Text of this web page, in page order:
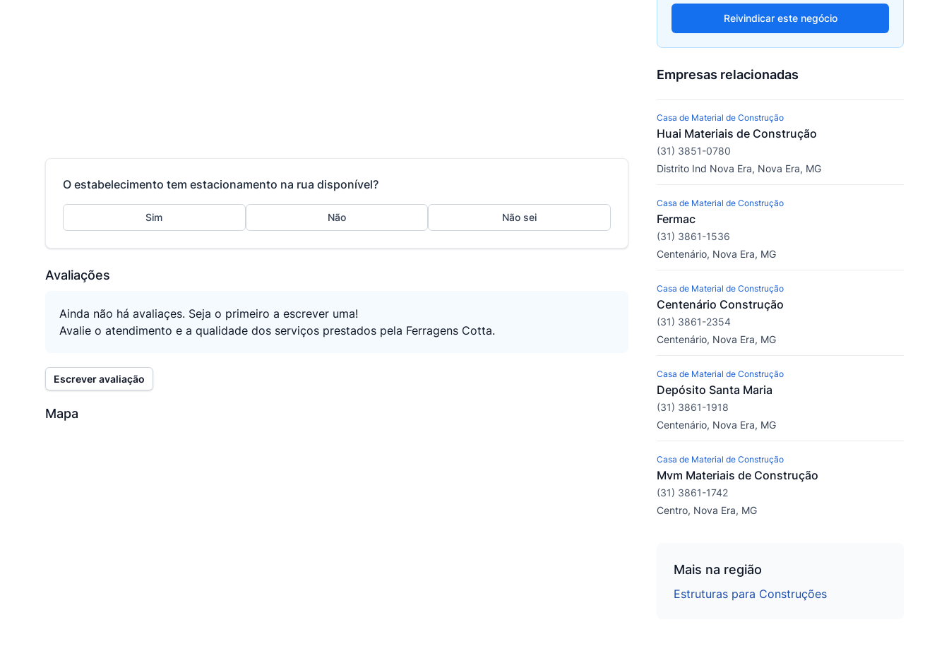
O estabelecimento tem estacionamento na rua disponível?
Sim Não Não sei
Avaliações
Ainda não há avaliaçes. Seja o primeiro a escrever uma!
Avalie o atendimento e a qualidade dos serviços prestados pela Ferragens Cotta.
Escrever avaliação
Mapa
Reivindicar este negócio
Empresas relacionadas
Casa de Material de Construção
Huai Materiais de Construção
(31) 3851-0780
Distrito Ind Nova Era, Nova Era, MG
Casa de Material de Construção
Fermac
(31) 3861-1536
Centenário, Nova Era, MG
Casa de Material de Construção
Centenário Construção
(31) 3861-2354
Centenário, Nova Era, MG
Casa de Material de Construção
Depósito Santa Maria
(31) 3861-1918
Centenário, Nova Era, MG
Casa de Material de Construção
Mvm Materiais de Construção
(31) 3861-1742
Centro, Nova Era, MG
Mais na região
Estruturas para Construções